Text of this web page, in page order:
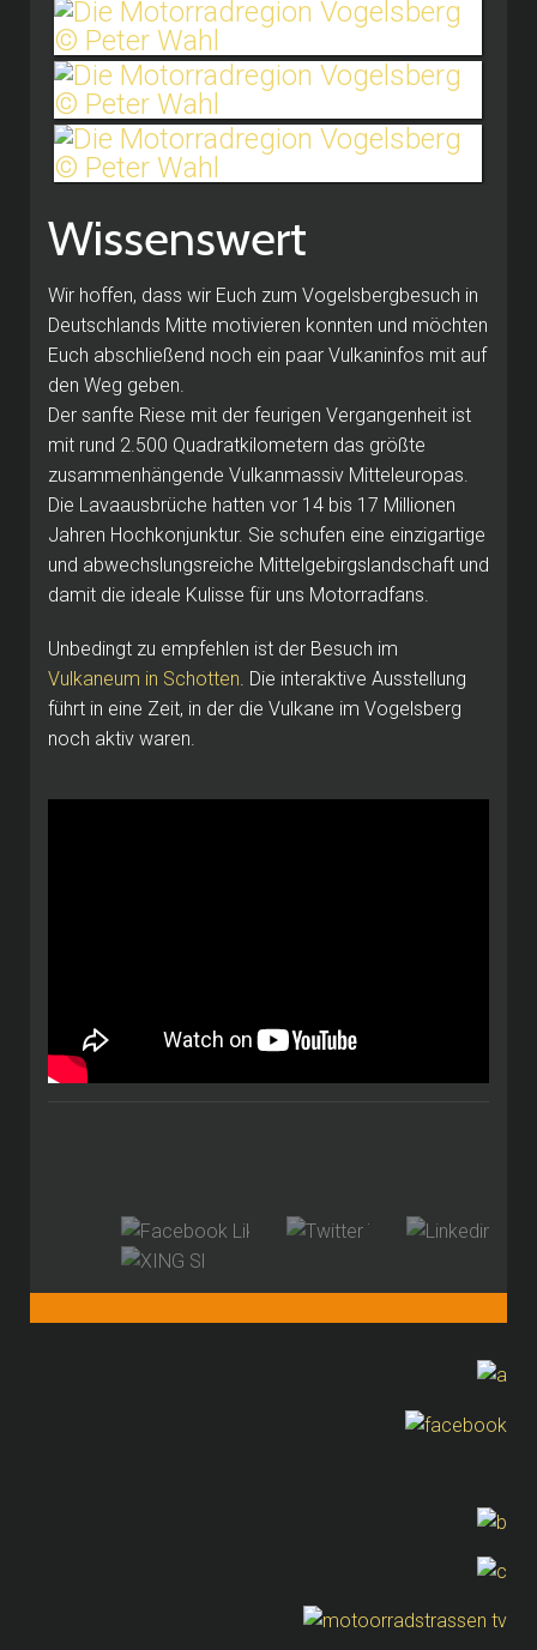
Wissenswert
Wir hoffen, dass wir Euch zum Vogelsbergbesuch in
Deutschlands Mitte motivieren konnten und möchten
Euch abschließend noch ein paar Vulkaninfos mit auf
den Weg geben.
Der sanfte Riese mit der feurigen Vergangenheit ist
mit rund 2.500 Quadratkilometern das größte
zusammenhängende Vulkanmassiv Mitteleuropas.
Die Lavaausbrüche hatten vor 14 bis 17 Millionen
Jahren Hochkonjunktur. Sie schufen eine einzigartige
und abwechslungsreiche Mittelgebirgslandschaft und
damit die ideale Kulisse für uns Motorradfans.
Unbedingt zu empfehlen ist der Besuch im
Vulkaneum in Schotten. Die interaktive Ausstellung
führt in eine Zeit, in der die Vulkane im Vogelsberg
noch aktiv waren.